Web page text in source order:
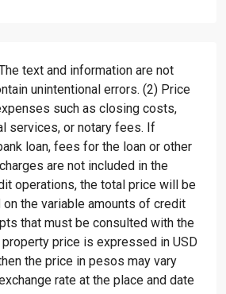
text and information are not
unintentional errors. (2) Price
such as closing costs,
services, or notary fees. If
loan, fees for the loan or other
are not included in the
operations, the total price will be
the variable amounts of credit
that must be consulted with the
price is expressed in USD
the price in pesos may vary
rate at the place and date